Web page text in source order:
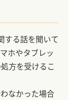
する話を聞いて
ホやタブレッ
方を受けるこ
なかった場合